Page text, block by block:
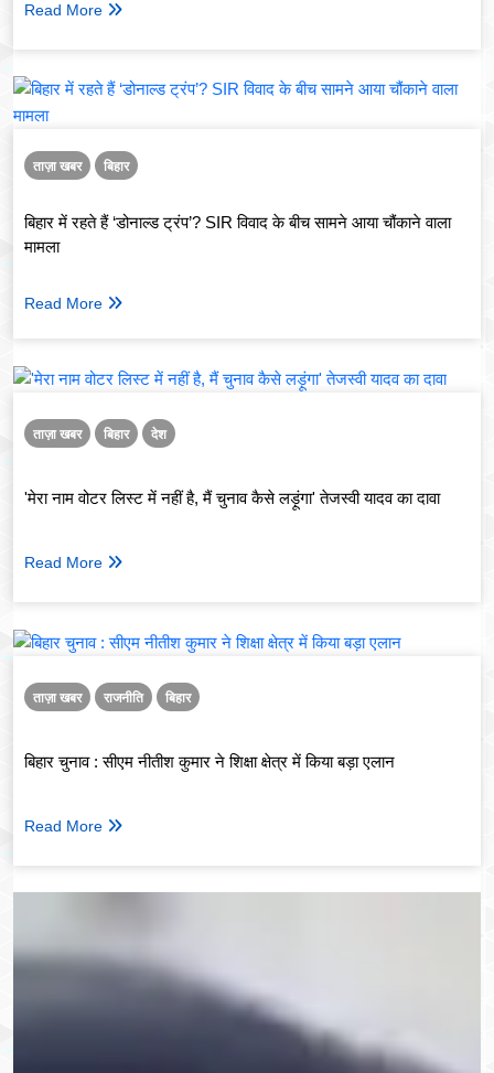
Read More
ताज़ा खबर बिहार
बिहार में रहते हैं ‘डोनाल्ड ट्रंप’? SIR विवाद के बीच सामने आया चौंकाने वाला
मामला
Read More
ताज़ा खबर बिहार देश
'मेरा नाम वोटर लिस्ट में नहीं है, मैं चुनाव कैसे लड़ूंगा' तेजस्वी यादव का दावा
Read More
ताज़ा खबर राजनीति बिहार
बिहार चुनाव : सीएम नीतीश कुमार ने शिक्षा क्षेत्र में किया बड़ा एलान
Read More